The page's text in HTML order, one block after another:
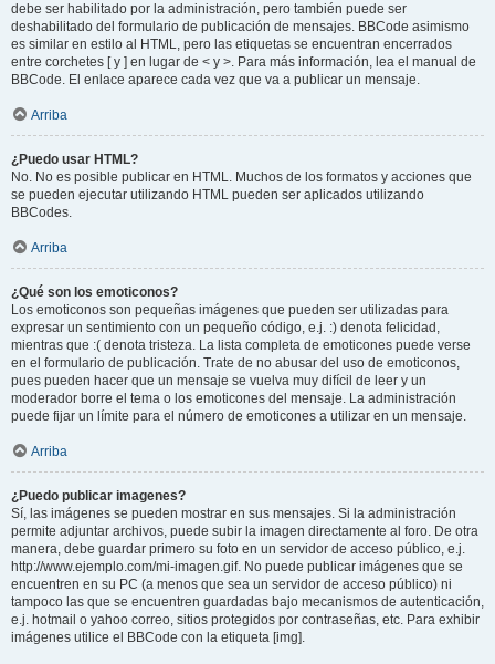
debe ser habilitado por la administración, pero también puede ser
deshabilitado del formulario de publicación de mensajes. BBCode asimismo
es similar en estilo al HTML, pero las etiquetas se encuentran encerrados
entre corchetes [ y ] en lugar de < y >. Para más información, lea el manual de
BBCode. El enlace aparece cada vez que va a publicar un mensaje.
Arriba
¿Puedo usar HTML?
No. No es posible publicar en HTML. Muchos de los formatos y acciones que
se pueden ejecutar utilizando HTML pueden ser aplicados utilizando
BBCodes.
Arriba
¿Qué son los emoticonos?
Los emoticonos son pequeñas imágenes que pueden ser utilizadas para
expresar un sentimiento con un pequeño código, e.j. :) denota felicidad,
mientras que :( denota tristeza. La lista completa de emoticones puede verse
en el formulario de publicación. Trate de no abusar del uso de emoticonos,
pues pueden hacer que un mensaje se vuelva muy difícil de leer y un
moderador borre el tema o los emoticones del mensaje. La administración
puede fijar un límite para el número de emoticones a utilizar en un mensaje.
Arriba
¿Puedo publicar imagenes?
Sí, las imágenes se pueden mostrar en sus mensajes. Si la administración
permite adjuntar archivos, puede subir la imagen directamente al foro. De otra
manera, debe guardar primero su foto en un servidor de acceso público, e.j.
http://www.ejemplo.com/mi-imagen.gif. No puede publicar imágenes que se
encuentren en su PC (a menos que sea un servidor de acceso público) ni
tampoco las que se encuentren guardadas bajo mecanismos de autenticación,
e.j. hotmail o yahoo correo, sitios protegidos por contraseñas, etc. Para exhibir
imágenes utilice el BBCode con la etiqueta [img].